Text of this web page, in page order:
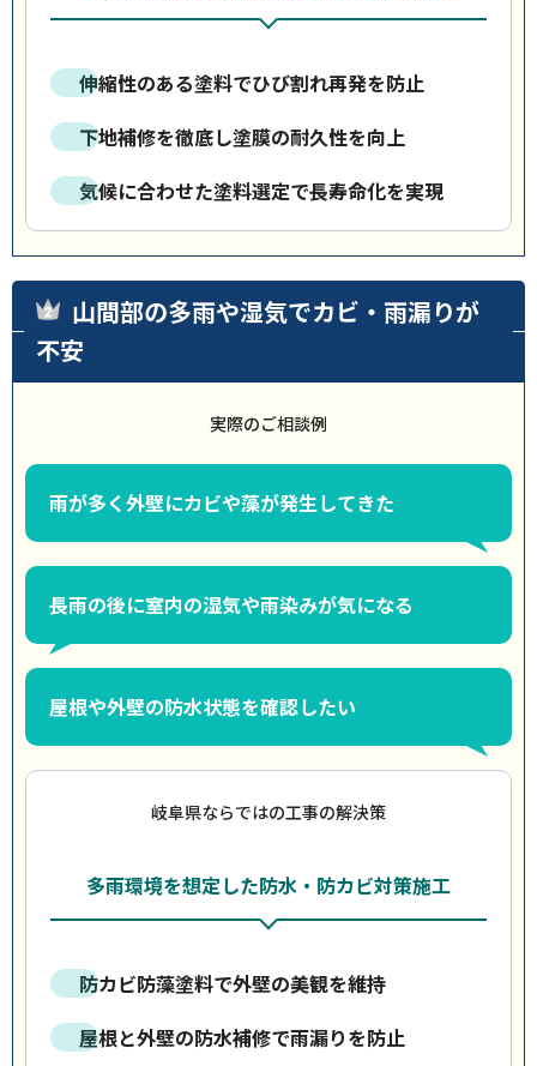
伸縮性のある塗料でひび割れ再発を防止
下地補修を徹底し塗膜の耐久性を向上
気候に合わせた塗料選定で長寿命化を実現
山間部の多雨や湿気でカビ・雨漏りが
不安
実際のご相談例
雨が多く外壁にカビや藻が発生してきた
長雨の後に室内の湿気や雨染みが気になる
屋根や外壁の防水状態を確認したい
岐阜県ならではの工事の解決策
多雨環境を想定した防水・防カビ対策施工
防カビ防藻塗料で外壁の美観を維持
屋根と外壁の防水補修で雨漏りを防止